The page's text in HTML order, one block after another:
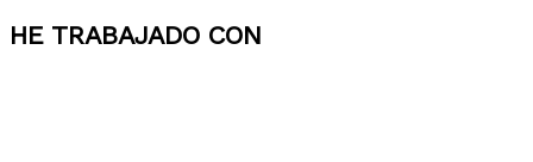
HE TRABAJADO CON